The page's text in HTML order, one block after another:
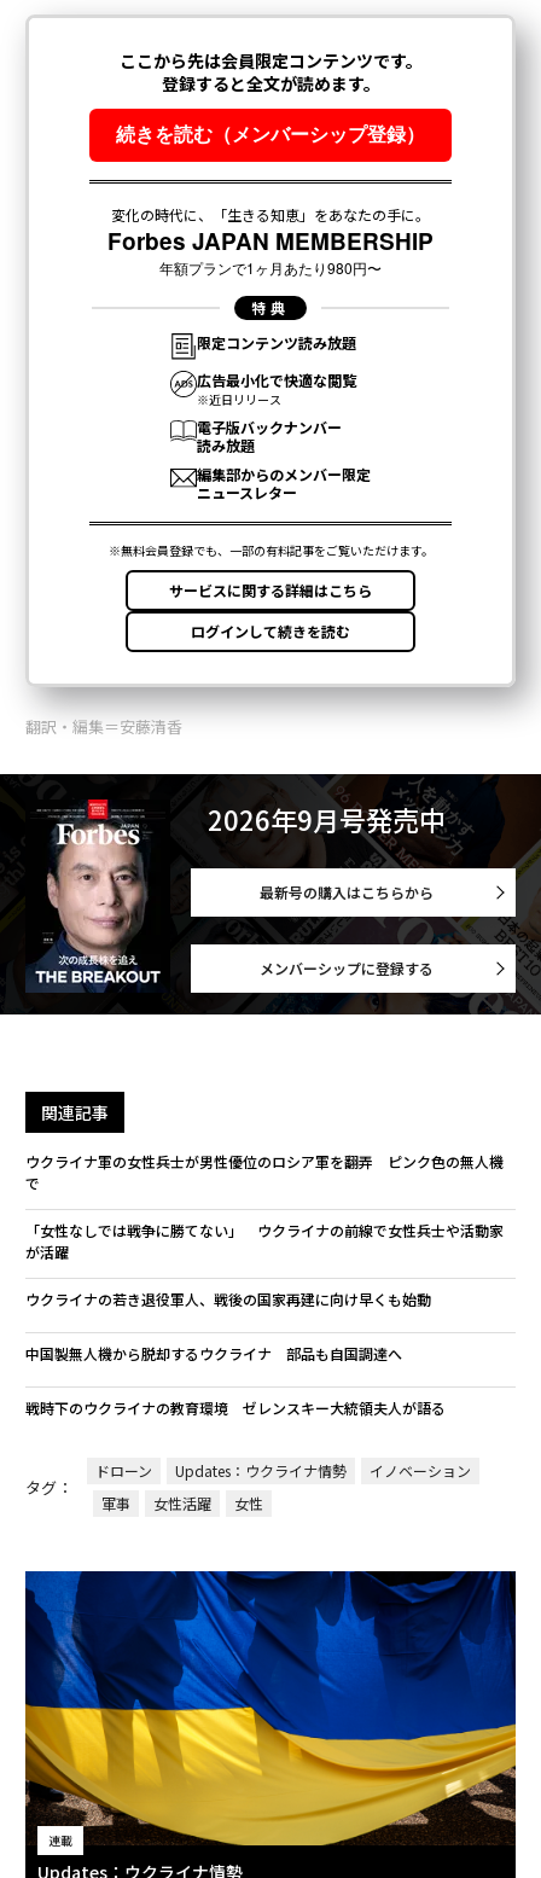
翻訳・編集＝安藤清香
2026年9月号発売中
最新号の購入はこちらから
メンバーシップに登録する
関連記事
ウクライナ軍の女性兵士が男性優位のロシア軍を翻弄 ピンク色の無人機
で
「女性なしでは戦争に勝てない」 ウクライナの前線で女性兵士や活動家
が活躍
ウクライナの若き退役軍人、戦後の国家再建に向け早くも始動
中国製無人機から脱却するウクライナ 部品も自国調達へ
戦時下のウクライナの教育環境 ゼレンスキー大統領夫人が語る
タグ：
ドローン Updates：ウクライナ情勢
イノベーション
軍事
女性活躍 女性
連載
Updates：ウクライナ情勢